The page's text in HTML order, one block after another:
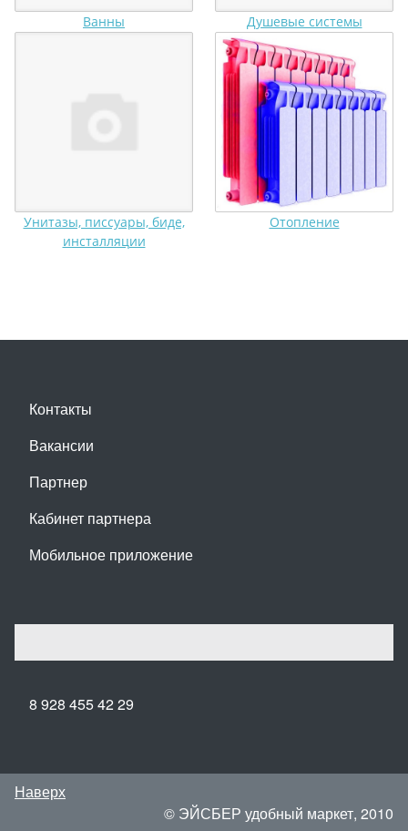
Ванны Душевые системы
Унитазы, писсуары, биде,
инсталляции
Отопление
Контакты
Вакансии
Партнер
Кабинет партнера
Мобильное приложение
8 928 455 42 29
Наверх
© ЭЙСБЕР удобный маркет, 2010